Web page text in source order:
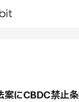
案にCBDC禁止